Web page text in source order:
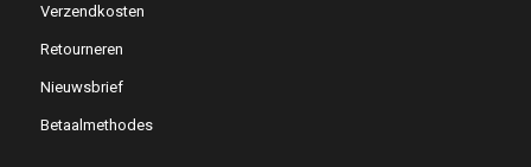
Verzendkosten
Retourneren
Nieuwsbrief
Betaalmethodes